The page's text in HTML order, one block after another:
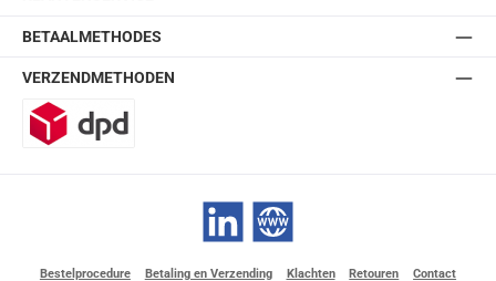
BETAALMETHODES
VERZENDMETHODEN
LinkedIn Website
Bestelprocedure Betaling en Verzending Klachten Retouren Contact